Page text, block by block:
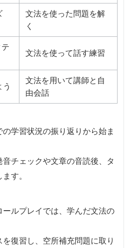
文法を使った問題を解
く
文法を使って話す練習
文法を用いて講師と自
由会話
学習状況の振り返りから始ま
チェックや文章の音読後、タ
す。
ルプレイでは、学んだ文法の
復習し、空所補充問題に取り